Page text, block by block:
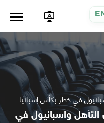
في خطر بكأس إسبانيا
واسبانيول في